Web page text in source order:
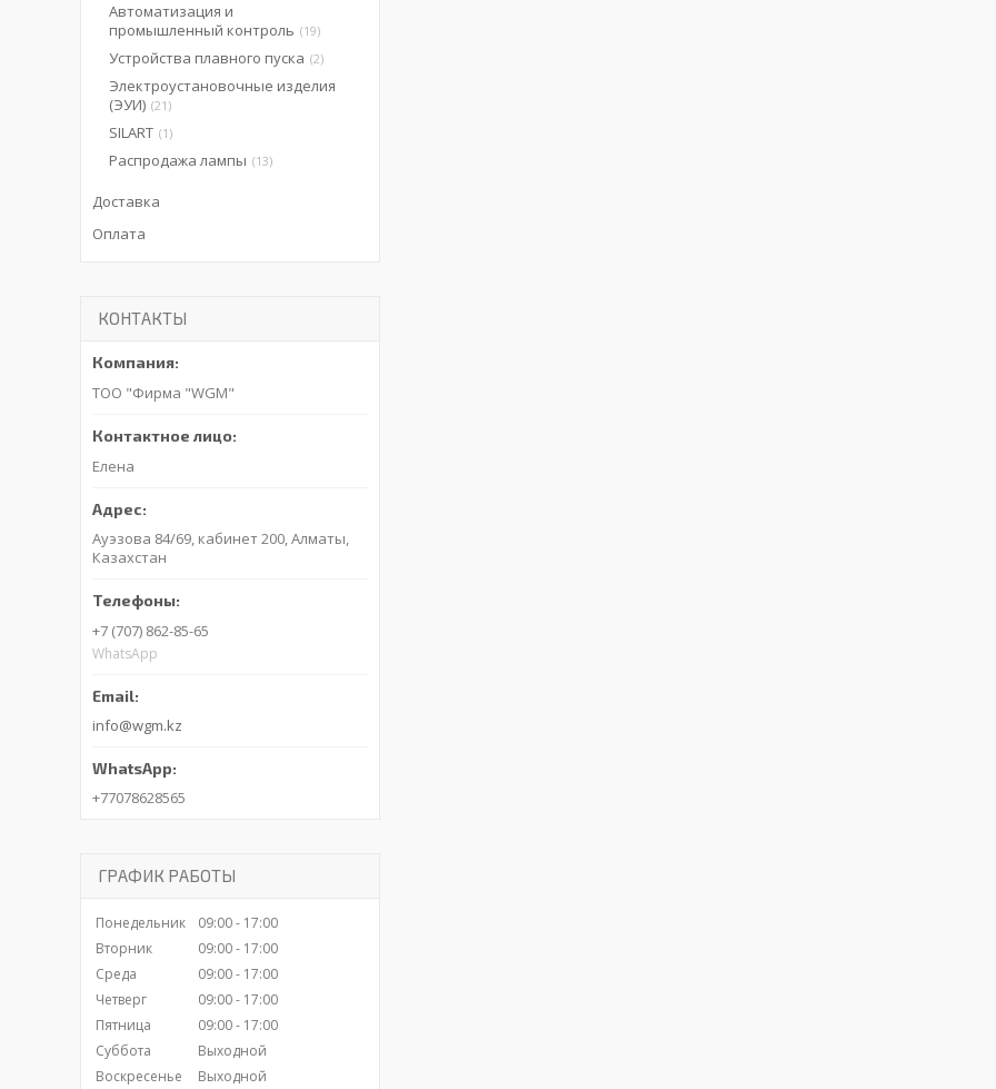
Автоматизация и
промышленный контроль
19
Устройства плавного пуска 2
Электроустановочные изделия
(ЭУИ) 21
SILART 1
Распродажа лампы 13
Доставка
Оплата
КОНТАКТЫ
ТОО "Фирма "WGM"
Елена
Ауэзова 84/69, кабинет 200, Алматы,
Казахстан
+7 (707) 862-85-65
WhatsApp
info@wgm.kz
+77078628565
ГРАФИК РАБОТЫ
Понедельник 09:00
17:00
Вторник
09:00
17:00
Среда
09:00
17:00
Четверг
09:00
17:00
Пятница
09:00
17:00
Суббота
Выходной
Воскресенье
Выходной